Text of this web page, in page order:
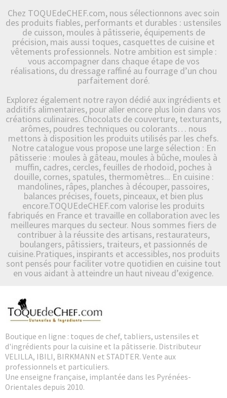
Chez TOQUEdeCHEF.com, nous sélectionnons avec soin
des produits fiables, performants et durables : ustensiles
de cuisson, moules à pâtisserie, équipements de
précision, mais aussi toques, casquettes de cuisine et
vêtements professionnels. Notre ambition est simple :
vous accompagner dans chaque étape de vos
réalisations, du dressage raffiné au fourrage d’un chou
parfaitement doré.
Explorez également notre rayon dédié aux ingrédients et
additifs alimentaires, pour aller encore plus loin dans vos
créations culinaires. Chocolats de couverture, texturants,
arômes, poudres techniques ou colorants… nous
mettons à disposition les produits utilisés par les chefs.
Notre catalogue vous propose une large sélection : En
pâtisserie : moules à gâteau, moules à bûche, moules à
muffin, cadres, cercles, feuilles de rhodoïd, poches à
douille, cornes, spatules, thermomètres... En cuisine :
mandolines, râpes, planches à découper, passoires,
balances précises, fouets, pinceaux, et bien plus
encore.TOQUEdeCHEF.com valorise les produits
fabriqués en France et travaille en collaboration avec les
meilleures marques du secteur. Nous sommes fiers de
contribuer à la réussite des artisans, restaurateurs,
boulangers, pâtissiers, traiteurs, et passionnés de
cuisine.Pratiques, inspirants et accessibles, nos produits
sont pensés pour faciliter votre quotidien en cuisine tout
en vous aidant à atteindre un haut niveau d’exigence.
Boutique en ligne : toques de chef, tabliers, ustensiles et
d'ingrédients pour la cuisine et la pâtisserie. Distributeur
VELILLA, IBILI, BIRKMANN et STADTER. Vente aux
professionnels et particuliers.
Une enseigne française, implantée dans les Pyrénées-
Orientales depuis 2010.